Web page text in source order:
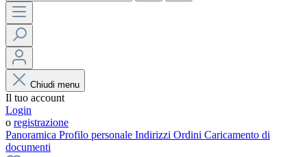
Chiudi menu
Il tuo account
Login
o registrazione
Panoramica Profilo personale Indirizzi Ordini Caricamento di
documenti